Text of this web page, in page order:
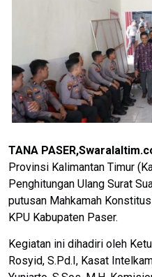
TANA
Provinsi Kalimantan Timur
Penghitungan Ulang Surat
putusan Mahkamah
KPU Kabupaten Paser.
Kegiatan ini dihadiri oleh
Rosyid, S.Pd.I, Kasat